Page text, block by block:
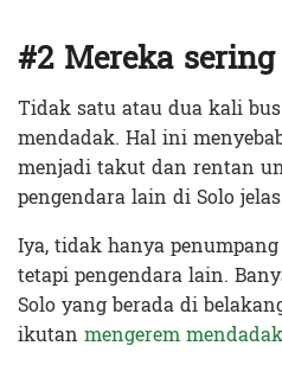
#2 Mereka
Tidak satu atau dua kali
mendadak. Hal ini
menjadi takut dan rentan
pengendara lain di Solo
Iya, tidak hanya
tetapi pengendara lain.
Solo yang berada di
ikutan mengerem mendadak